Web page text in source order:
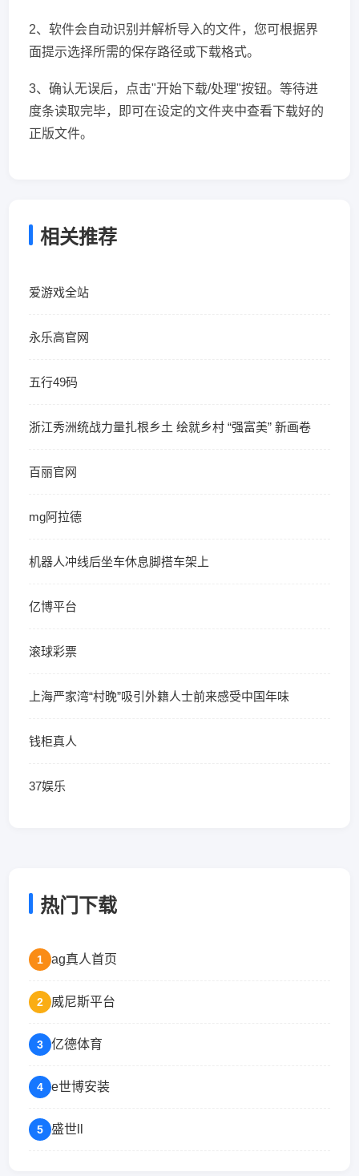
2、软件会自动识别并解析导入的文件，您可根据界
面提示选择所需的保存路径或下载格式。
3、确认无误后，点击"开始下载/处理"按钮。等待进
度条读取完毕，即可在设定的文件夹中查看下载好的
正版文件。
相关推荐
爱游戏全站
永乐高官网
五行49码
浙江秀洲统战力量扎根乡土 绘就乡村 “强富美” 新画卷
百丽官网
mg阿拉德
机器人冲线后坐车休息脚搭车架上
亿博平台
滚球彩票
上海严家湾“村晚”吸引外籍人士前来感受中国年味
钱柜真人
37娱乐
热门下载
1 ag真人首页
2 威尼斯平台
3 亿德体育
4 e世博安装
5 盛世ll